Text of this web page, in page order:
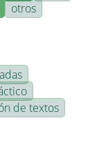
otros
de textos